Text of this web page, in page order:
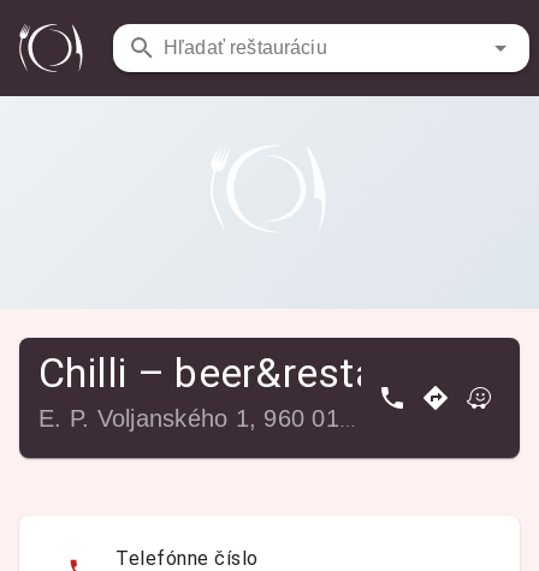
Hľadať reštauráciu
Reštaurácie / Chilli – beer&restaurant
Chilli – beer&restaurant
Telefónne číslo